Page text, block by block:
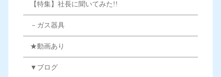
【特集】社長に聞いてみた!!
－ガス器具
★動画あり
▼ブログ